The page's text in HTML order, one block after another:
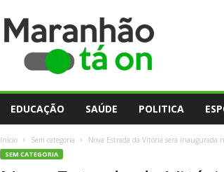
EDUCAÇÃO SAÚDE POLITICA
Início Sem categoria Nova Estrada da Vitória será inaugurada
SEM CATEGORIA